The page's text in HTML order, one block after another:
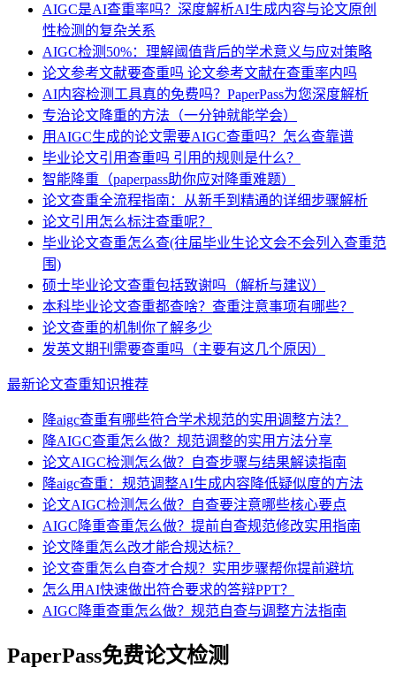
AIGC是AI查重率吗？深度解析AI生成内容与论文原创
性检测的复杂关系
AIGC检测50%：理解阈值背后的学术意义与应对策略
论文参考文献要查重吗 论文参考文献在查重率内吗
AI内容检测工具真的免费吗？PaperPass为您深度解析
专治论文降重的方法（一分钟就能学会）
用AIGC生成的论文需要AIGC查重吗？怎么查靠谱
毕业论文引用查重吗 引用的规则是什么？
智能降重（paperpass助你应对降重难题）
论文查重全流程指南：从新手到精通的详细步骤解析
论文引用怎么标注查重呢？
毕业论文查重怎么查(往届毕业生论文会不会列入查重范
围)
硕士毕业论文查重包括致谢吗（解析与建议）
本科毕业论文查重都查啥？查重注意事项有哪些？
论文查重的机制你了解多少
发英文期刊需要查重吗（主要有这几个原因）
最新论文查重知识推荐
降aigc查重有哪些符合学术规范的实用调整方法？
降AIGC查重怎么做？规范调整的实用方法分享
论文AIGC检测怎么做？自查步骤与结果解读指南
降aigc查重：规范调整AI生成内容降低疑似度的方法
论文AIGC检测怎么做？自查要注意哪些核心要点
AIGC降重查重怎么做？提前自查规范修改实用指南
论文降重怎么改才能合规达标？
论文查重怎么自查才合规？实用步骤帮你提前避坑
怎么用AI快速做出符合要求的答辩PPT？
AIGC降重查重怎么做？规范自查与调整方法指南
PaperPass免费论文检测